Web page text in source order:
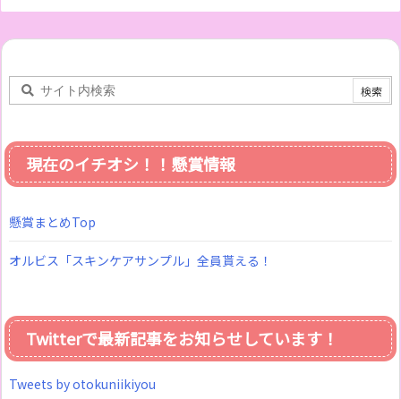
現在のイチオシ！！懸賞情報
懸賞まとめTop
オルビス「スキンケアサンプル」全員貰える！
Twitterで最新記事をお知らせしています！
Tweets by otokuniikiyou